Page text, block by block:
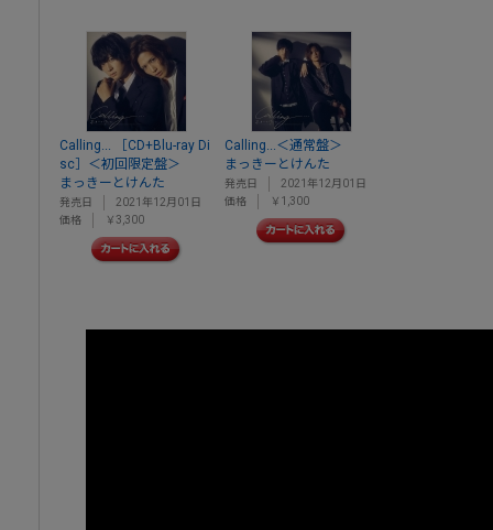
Calling... ［CD+Blu-ray Di
sc］＜初回限定盤＞
まっきーとけんた
発売日
2021年12月01日
価格
￥3,300
Calling...＜通常盤＞
まっきーとけんた
発売日
2021年12月01日
価格
￥1,300